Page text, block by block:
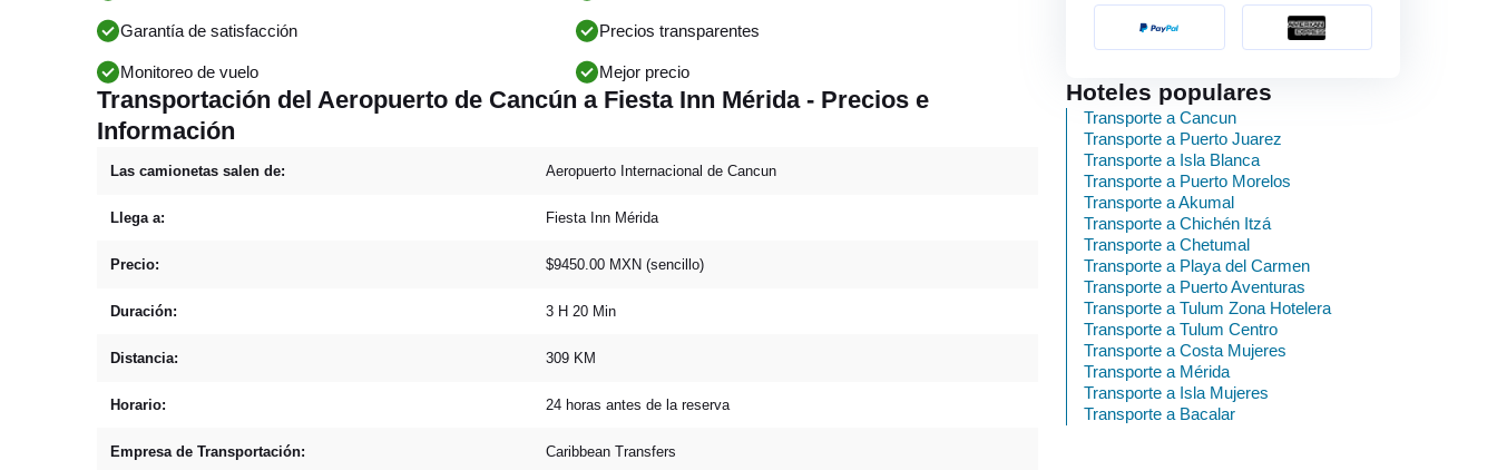
Garantía de satisfacción Precios transparentes
Monitoreo de vuelo Mejor precio
Transportación del Aeropuerto de Cancún a Fiesta Inn Mérida - Precios e
Información
Las camionetas salen de: Aeropuerto Internacional de Cancun
Llega a: Fiesta Inn Mérida
Precio: $9450.00 MXN (sencillo)
Duración: 3 H 20 Min
Distancia: 309 KM
Horario: 24 horas antes de la reserva
Empresa de Transportación: Caribbean Transfers
Hoteles populares
Transporte a Cancun
Transporte a Puerto Juarez
Transporte a Isla Blanca
Transporte a Puerto Morelos
Transporte a Akumal
Transporte a Chichén Itzá
Transporte a Chetumal
Transporte a Playa del Carmen
Transporte a Puerto Aventuras
Transporte a Tulum Zona Hotelera
Transporte a Tulum Centro
Transporte a Costa Mujeres
Transporte a Mérida
Transporte a Isla Mujeres
Transporte a Bacalar